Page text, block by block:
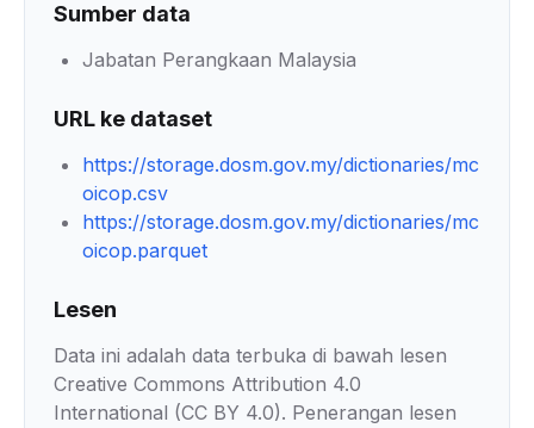
Sumber data
Jabatan Perangkaan Malaysia
URL ke dataset
https://storage.dosm.gov.my/dictionaries/mc
oicop.csv
https://storage.dosm.gov.my/dictionaries/mc
oicop.parquet
Lesen
Data ini adalah data terbuka di bawah lesen
Creative Commons Attribution 4.0
International (CC BY 4.0). Penerangan lesen